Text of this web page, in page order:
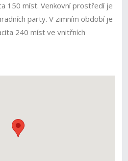
150 míst. Venkovní prostředí je
party. V zimním období je
240 míst ve vnitřních